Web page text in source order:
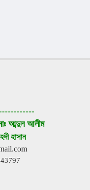
আব্দুল আলীম
হাসান